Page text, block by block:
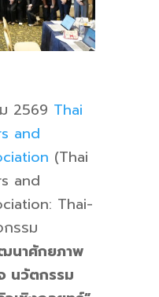
2569 Thai
and
(Thai
and
Thai-
รรม
นาศักยภาพ
นวัตกรรม